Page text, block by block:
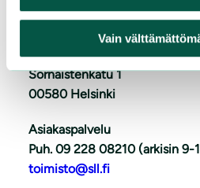
Vain
Suomen
Sörnäistenkatu 1
00580 Helsinki
Asiakaspalvelu
Puh. 09 228 08210 (arkisin 9-
toimisto@sll.fi